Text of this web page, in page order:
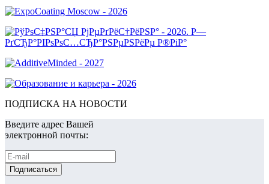
ПОДПИСКА НА НОВОСТИ
Введите адрес Вашей
электронной почты: